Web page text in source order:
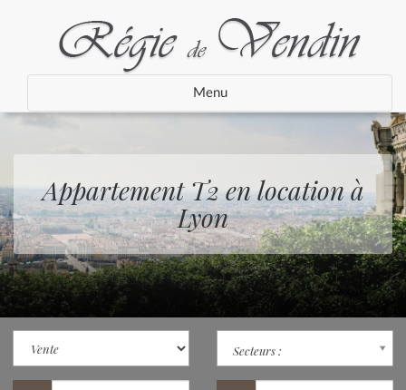
Menu
Appartement T2 en location à
Lyon
Secteurs :